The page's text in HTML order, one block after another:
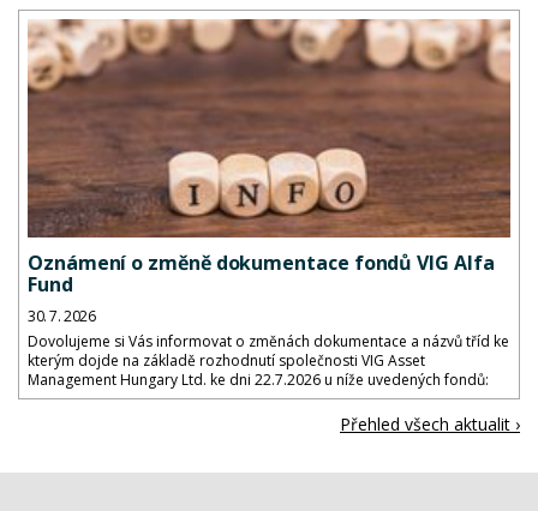
Oznámení o změně dokumentace fondů VIG Alfa
Fund
30. 7. 2026
Dovolujeme si Vás informovat o změnách dokumentace a názvů tříd ke
kterým dojde na základě rozhodnutí společnosti VIG Asset
Management Hungary Ltd. ke dni 22.7.2026 u níže uvedených fondů:
Přehled všech aktualit ›